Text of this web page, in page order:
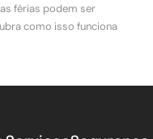
férias podem ser
como isso funciona